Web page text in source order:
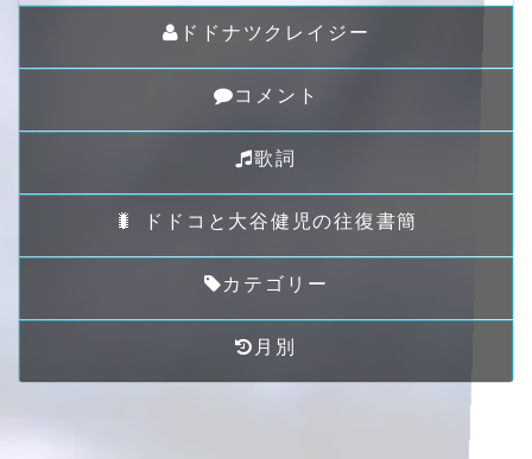
ドドナツクレイジー
コメント
歌詞
🐛 ドドコと大谷健児の往復書簡
カテゴリー
月別